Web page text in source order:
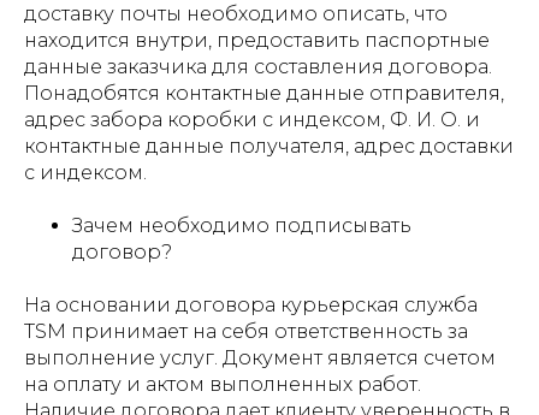
доставку почты необходимо описать, что
находится внутри, предоставить паспортные
данные заказчика для составления договора.
Понадобятся контактные данные отправителя,
адрес забора коробки с индексом, Ф. И. О. и
контактные данные получателя, адрес доставки
с индексом.
Зачем необходимо подписывать
договор?
На основании договора курьерская служба
TSM принимает на себя ответственность за
выполнение услуг. Документ является счетом
на оплату и актом выполненных работ.